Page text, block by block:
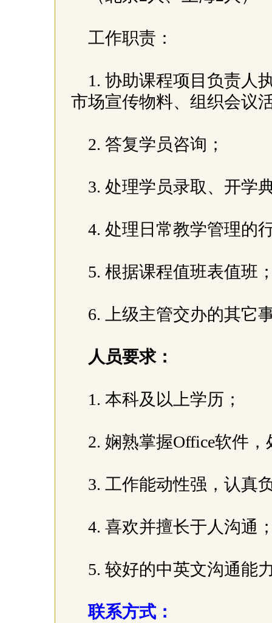
工作职责：
1. 协助课程项目负责人
市场宣传物料、组织会议
2. 答复学员咨询；
3. 处理学员录取、开学
4. 处理日常教学管理的
5. 根据课程值班表值班
6. 上级主管交办的其它
人员要求：
1. 本科及以上学历；
2. 娴熟掌握Office软件
3. 工作能动性强，认真
4. 喜欢并擅长于人沟通
5. 较好的中英文沟通能
联系方式：